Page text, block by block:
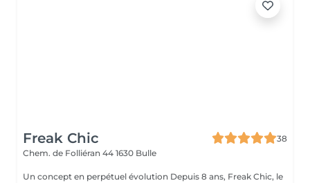
Freak Chic
38
Chem. de Folliéran 44 1630 Bulle
Un concept en perpétuel évolution Depuis 8 ans, Freak Chic, le